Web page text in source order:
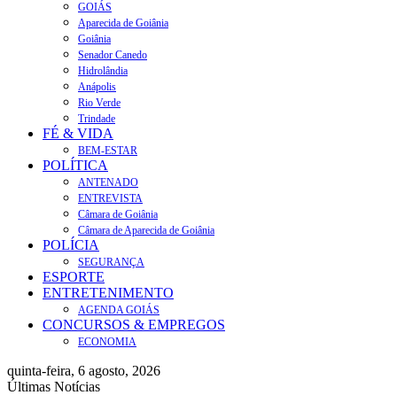
GOIÁS
Aparecida de Goiânia
Goiânia
Senador Canedo
Hidrolândia
Anápolis
Rio Verde
Trindade
FÉ & VIDA
BEM-ESTAR
POLÍTICA
ANTENADO
ENTREVISTA
Câmara de Goiânia
Câmara de Aparecida de Goiânia
POLÍCIA
SEGURANÇA
ESPORTE
ENTRETENIMENTO
AGENDA GOIÁS
CONCURSOS & EMPREGOS
ECONOMIA
quinta-feira, 6 agosto, 2026
Últimas Notícias